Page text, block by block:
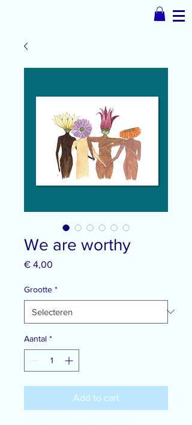
We are worthy
€ 4,00
Grootte *
Aantal *
Add to cart